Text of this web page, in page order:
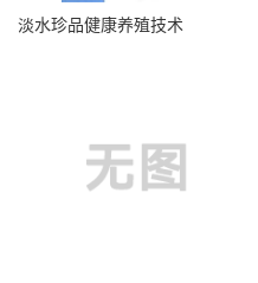
淡水珍品健康养殖技术